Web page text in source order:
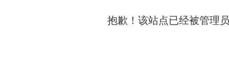
抱歉！该站点已经被管理